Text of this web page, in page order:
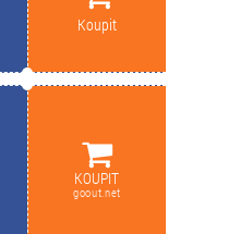
Koupit
KOUPIT
goout.net